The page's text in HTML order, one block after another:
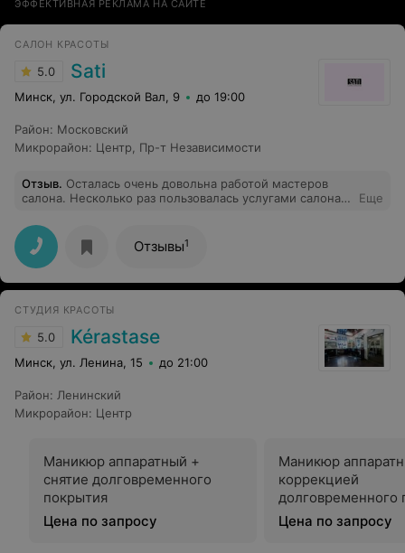
ЭФФЕКТИВНАЯ РЕКЛАМА НА САЙТЕ
САЛОН КРАСОТЫ
5.0 Sati
Минск, ул. Городской Вал, 9 до 19:00
Район: Московский
Микрорайон: Центр Пр-т Независимости
Отзыв. Осталась очень довольна работой мастеров
салона. Несколько раз пользовалась услугами салона и
всегда доброжелательное, работа качественная.
Спасибо!
Еще
Отзывы1
СТУДИЯ КРАСОТЫ
5.0 Kérastase
Минск, ул. Ленина, 15 до 21:00
Район: Ленинский
Микрорайон: Центр
Маникюр аппаратный +
снятие долговременного
покрытия
Цена по запросу
Маникюр
коррекцией
долговременного
Цена по запросу